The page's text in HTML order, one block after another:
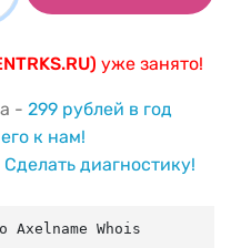
уже занято!
- 299 рублей в год
к нам!
Сделать диагностику!
Whois